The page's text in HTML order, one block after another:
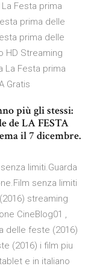
Festa prima
prima delle
prima delle
HD Streaming
La Festa prima
Gratis
più gli stessi:
de LA FESTA
il 7 dicembre.
limiti.Guarda
senza limiti
streaming
CineBlog01 ,
delle feste (2016)
(2016) i film piu
e in italiano